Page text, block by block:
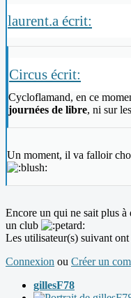
laurent.a écrit:
Circus écrit:
Cycloflamand, en ce
journées de libre, ni sur
Un moment, il va falloir
Encore un qui ne sait plus
un club
Les utilisateur(s) suivant ont
Connexion ou Créer un
gillesF78